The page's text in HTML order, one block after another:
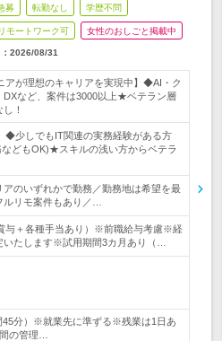
募 転勤なし 学歴不問
リモートワーク可 女性のおしごと掲載中
2026/08/31
アが理想のキャリアを実現中】◆AI・ク
DXなど、案件は3000以上★ベテラン層
！
◆少しでもIT関連の実務経験がある方
どもOK)★スキルの浅い方からベテラ
アのいずれかで勤務／勤務地は希望を最
リモ案件もあり／…
与＋各種手当あり）※前職給与考慮※経
いたします※試用期間3カ月あり（…
45分）※就業先に準ずる※残業は1日あ
の管理…